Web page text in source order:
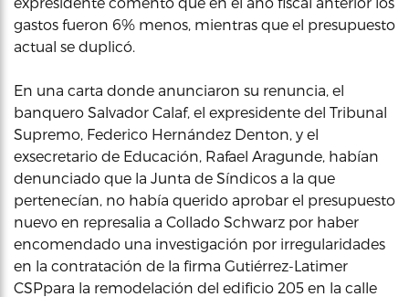
gastos fueron 6% menos, mientras que el presupuesto
actual se duplicó.
En una carta donde anunciaron su renuncia, el
banquero Salvador Calaf, el expresidente del Tribunal
Supremo, Federico Hernández Denton, y el
exsecretario de Educación, Rafael Aragunde, habían
denunciado que la Junta de Síndicos a la que
pertenecían, no había querido aprobar el presupuesto
nuevo en represalia a Collado Schwarz por haber
encomendado una investigación por irregularidades
en la contratación de la firma Gutiérrez-Latimer
CSPpara la remodelación del edificio 205 en la calle